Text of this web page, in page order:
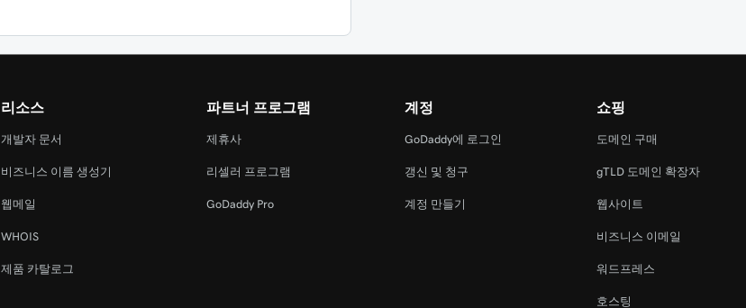
리소스
개발자 문서
비즈니스 이름 생성기
웹메일
WHOIS
제품 카탈로그
파트너 프로그램
제휴사
리셀러 프로그램
GoDaddy Pro
계정
GoDaddy에 로그인
갱신 및 청구
계정 만들기
쇼핑
도메인 구매
gTLD 도메인 확장자
웹사이트
비즈니스 이메일
워드프레스
호스팅